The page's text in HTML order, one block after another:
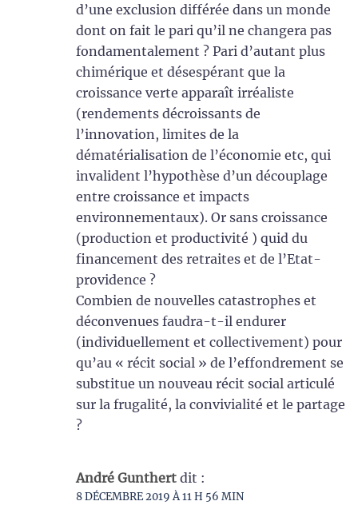
d’une exclusion différée dans un monde
dont on fait le pari qu’il ne changera pas
fondamentalement ? Pari d’autant plus
chimérique et désespérant que la
croissance verte apparaît irréaliste
(rendements décroissants de
l’innovation, limites de la
dématérialisation de l’économie etc, qui
invalident l’hypothèse d’un découplage
entre croissance et impacts
environnementaux). Or sans croissance
(production et productivité ) quid du
financement des retraites et de l’Etat-
providence ?
Combien de nouvelles catastrophes et
déconvenues faudra-t-il endurer
(individuellement et collectivement) pour
qu’au « récit social » de l’effondrement se
substitue un nouveau récit social articulé
sur la frugalité, la convivialité et le partage
?
André Gunthert dit :
8 DÉCEMBRE 2019 À 11 H 56 MIN